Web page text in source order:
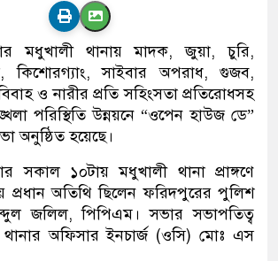
মধুখালী থানায় মাদক, জুয়া, চুরি,
কিশোরগ্যাং, সাইবার অপরাধ, গুজব,
ও নারীর প্রতি সহিংসতা প্রতিরোধসহ
পরিস্থিতি উন্নয়নে “ওপেন হাউজ ডে”
অনুষ্ঠিত হয়েছে।
সকাল ১০টায় মধুখালী থানা প্রাঙ্গণে
অতিথি ছিলেন ফরিদপুরের পুলিশ
জলিল, পিপিএম। সভার সভাপতিত্ব
অফিসার ইনচার্জ (ওসি) মোঃ এস